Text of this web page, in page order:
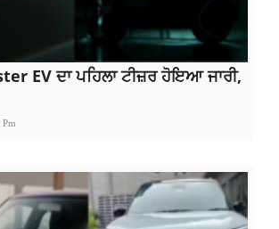
EV ਦਾ ਪਹਿਲਾ ਟੀਜ਼ਰ ਹੋਇਆ ਜਾਰੀ,